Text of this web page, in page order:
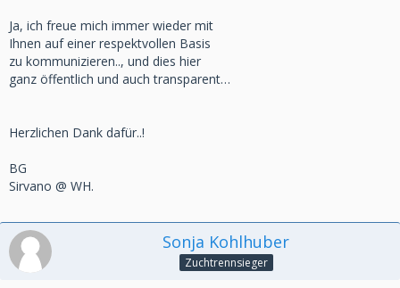
Ja, ich freue mich immer wieder mit
Ihnen auf einer respektvollen Basis
zu kommunizieren.., und dies hier
ganz öffentlich und auch transparent…
Herzlichen Dank dafür..!
BG
Sirvano @ WH.
Sonja Kohlhuber
Zuchtrennsieger